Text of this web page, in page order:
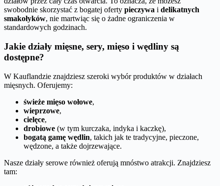
swobodnie skorzystać z bogatej oferty pieczywa i delikatnych
smakołyków, nie martwiąc się o żadne ograniczenia w
standardowych godzinach.
Jakie działy mięsne, sery, mięso i wędliny są
dostępne?
W Kauflandzie znajdziesz szeroki wybór produktów w działach
mięsnych. Oferujemy:
świeże mięso wołowe,
wieprzowe,
cielęce,
drobiowe (w tym kurczaka, indyka i kaczkę),
bogatą gamę wędlin, takich jak te tradycyjne, pieczone,
wędzone, a także dojrzewające.
Nasze działy serowe również oferują mnóstwo atrakcji. Znajdziesz
tam: